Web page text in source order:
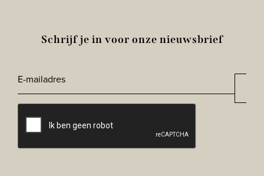
Schrijf je in voor onze nieuwsbrief
E-
mailadres*